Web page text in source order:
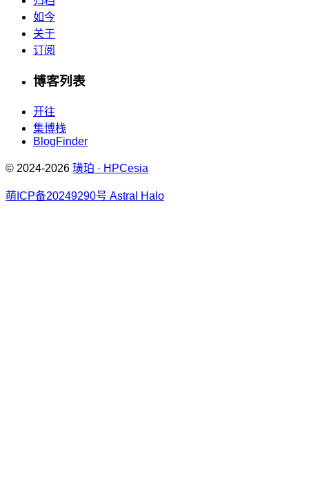
如今
关于
订阅
博客列表
开往
集博栈
BlogFinder
© 2024-2026 璜珀 · HPCesia
萌ICP备20249290号 Astral Halo